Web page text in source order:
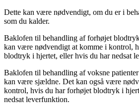
Dette kan være nødvendigt, om du er i
som du kalder.
Baklofen til behandling af forhøjet
kan være nødvendigt at komme i kontrol,
blodtryk i hjertet, eller hvis du har nedsat
Baklofen til behandling af voksne
kan være sjældne. Det kan også være
kontrol, hvis du har forhøjet blodtryk i
nedsat leverfunktion.